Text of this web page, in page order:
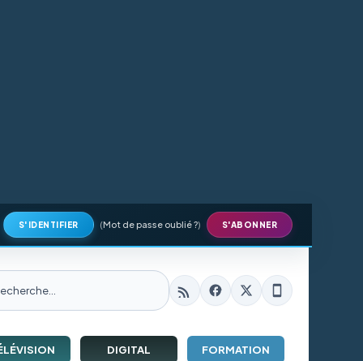
S'IDENTIFIER (Mot de passe oublié ?) S'ABONNER
DIGITAL FORMATION